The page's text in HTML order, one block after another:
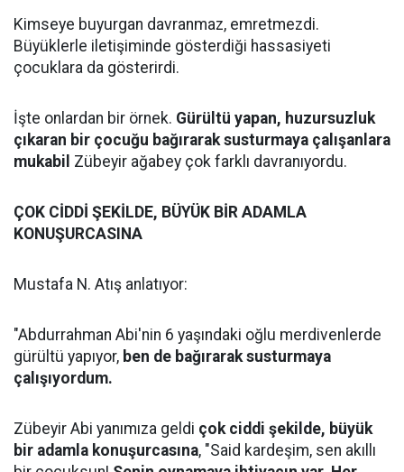
Kimseye buyurgan davranmaz, emretmezdi.
Büyüklerle iletişiminde gösterdiği hassasiyeti
çocuklara da gösterirdi.
İşte onlardan bir örnek. Gürültü yapan, huzursuzluk
çıkaran bir çocuğu bağırarak susturmaya çalışanlara
mukabil Zübeyir ağabey çok farklı davranıyordu.
ÇOK CİDDİ ŞEKİLDE, BÜYÜK BİR ADAMLA
KONUŞURCASINA
Mustafa N. Atış anlatıyor:
"Abdurrahman Abi'nin 6 yaşındaki oğlu merdivenlerde
gürültü yapıyor, ben de bağırarak susturmaya
çalışıyordum.
Zübeyir Abi yanımıza geldi çok ciddi şekilde, büyük
bir adamla konuşurcasına, "Said kardeşim, sen akıllı